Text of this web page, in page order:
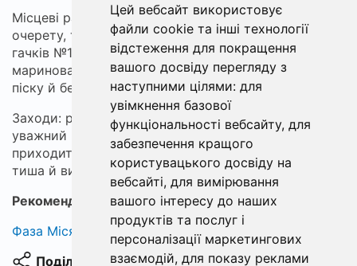
Цей вебсайт використовує
файли cookie та інші технології
відстеження для покращення
вашого досвіду перегляду з
наступними цілями: для
увімкнення базової
функціональності вебсайту, для
забезпечення кращого
користувацького досвіду на
вебсайті, для вимірювання
вашого інтересу до наших
продуктів та послуг і
персоналізації маркетингових
взаємодій, для показу реклами
Місцеві радять ставати за 30–50 метрів від кромки
очерету, тримати запас черв'яків і кілька запасних
гачків №10–12. На світанку чути легкі плески — це
маринова заходить на мілину, камбала ховається в
піску й бере з обережністю.
Заходи: ранній підйом, теплий одяг для туману,
уважний погляд на воду й мигцем — клювання
приходить раптово та різко: короткий ривок, потім
тиша й видна хвиля на мілині.
Рекомендуємо: легкий фідер-міцний бланк
Фаза Місяця сьогодні
Поділитися